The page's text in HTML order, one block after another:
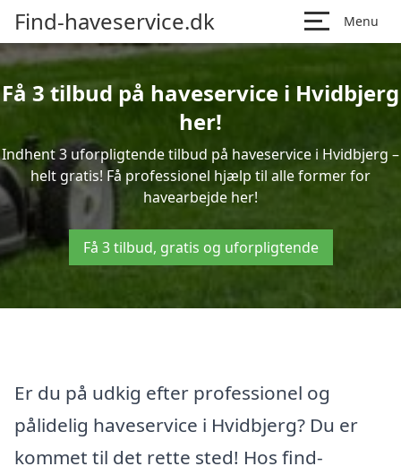
Find-haveservice.dk Menu
Få 3 tilbud på haveservice i Hvidbjerg
her!
Indhent 3 uforpligtende tilbud på haveservice i Hvidbjerg –
helt gratis! Få professionel hjælp til alle former for
havearbejde her!
Få 3 tilbud, gratis og uforpligtende
Er du på udkig efter professionel og
pålidelig haveservice i Hvidbjerg? Du er
kommet til det rette sted! Hos find-